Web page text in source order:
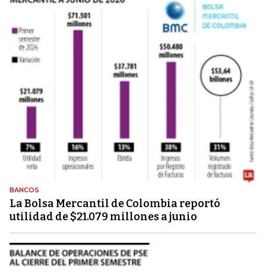
BANCOS
La Bolsa Mercantil de Colombia reportó
utilidad de $21.079 millones a junio